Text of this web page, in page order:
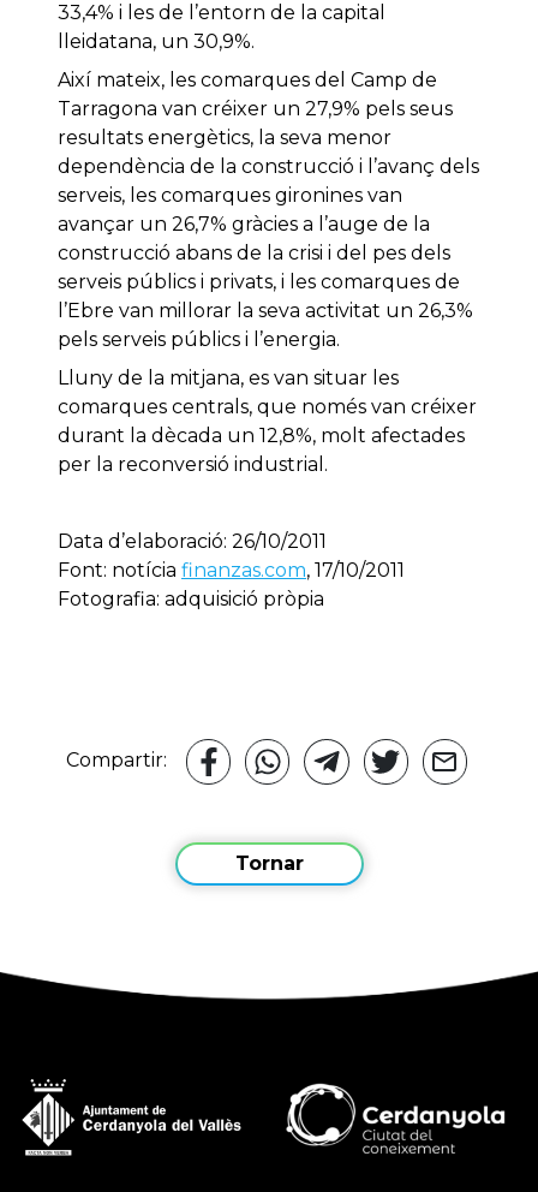
33,4% i les de l’entorn de la capital
lleidatana, un 30,9%.
Així mateix, les comarques del Camp de
Tarragona van créixer un 27,9% pels seus
resultats energètics, la seva menor
dependència de la construcció i l’avanç dels
serveis, les comarques gironines van
avançar un 26,7% gràcies a l’auge de la
construcció abans de la crisi i del pes dels
serveis públics i privats, i les comarques de
l’Ebre van millorar la seva activitat un 26,3%
pels serveis públics i l’energia.
Lluny de la mitjana, es van situar les
comarques centrals, que només van créixer
durant la dècada un 12,8%, molt afectades
per la reconversió industrial.
Data d’elaboració: 26/10/2011
Font: notícia finanzas.com, 17/10/2011
Fotografia: adquisició pròpia
Compartir:
Tornar